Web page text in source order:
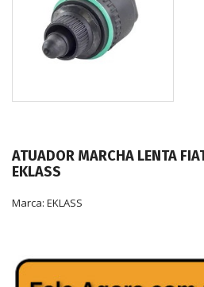
ATUADOR MARCHA LENTA
EKLASS
Marca: EKLASS